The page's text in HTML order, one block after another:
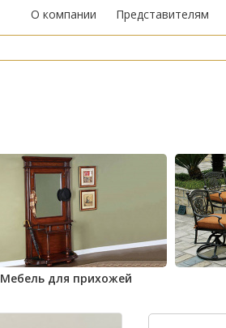
О компании Представителям
Мебель для прихожей